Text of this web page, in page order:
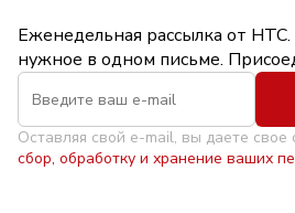
Еженедельная рассылка от
нужное в одном письме.
Оставляя свой e-mail, вы даете свое
сбор, обработку и хранение ваших